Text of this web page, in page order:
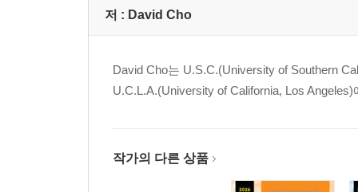
저 : David Cho
David Cho는 U.S.C.(University of Southern
U.C.L.A.(University of California, Los
작가의 다른 상품